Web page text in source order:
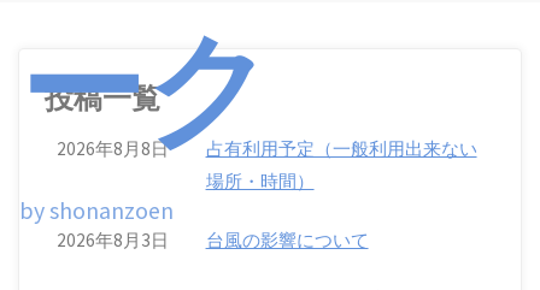
ーク
by shonanzoen
投稿一覧
2026年8月8日
占有利用予定（一般利用出来ない
場所・時間）
2026年8月3日 台風の影響について